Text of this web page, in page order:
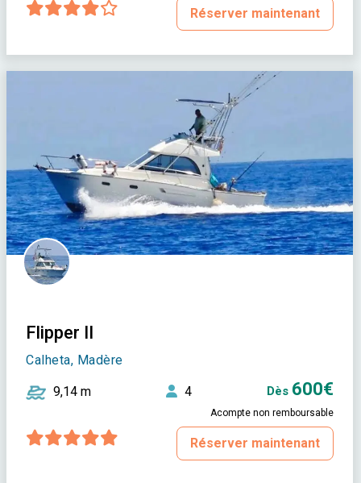
Réserver maintenant
Flipper II
Calheta, Madère
9,14 m 4 Dès 600€
Acompte non remboursable
Réserver maintenant